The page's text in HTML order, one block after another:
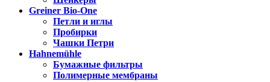
Greiner Bio-One
Петли и иглы
Пробирки
Чашки Петри
Hahnemühle
Бумажные фильтры
Полимерные мембраны